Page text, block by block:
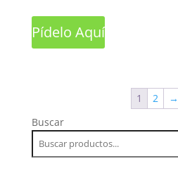
Pídelo Aquí
1 2
→
Buscar